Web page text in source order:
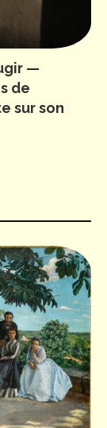
—
de
sur son